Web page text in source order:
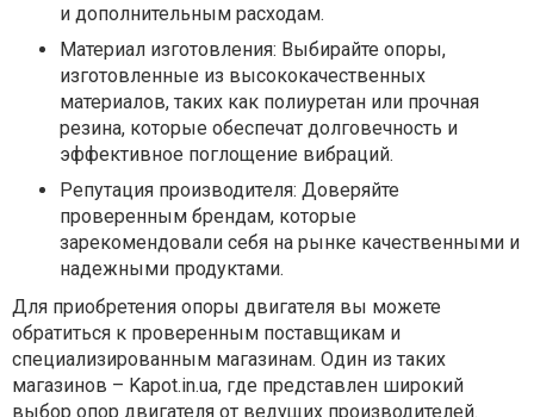
и дополнительным расходам.
Материал изготовления: Выбирайте опоры,
изготовленные из высококачественных
материалов, таких как полиуретан или прочная
резина, которые обеспечат долговечность и
эффективное поглощение вибраций.
Репутация производителя: Доверяйте
проверенным брендам, которые
зарекомендовали себя на рынке качественными и
надежными продуктами.
Для приобретения опоры двигателя вы можете
обратиться к проверенным поставщикам и
специализированным магазинам. Один из таких
магазинов – Kapot.in.ua, где представлен широкий
выбор опор двигателя от ведущих производителей.